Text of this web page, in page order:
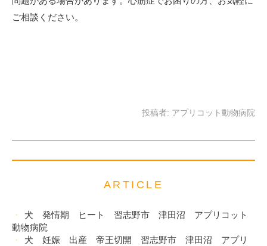
ご相談ください。
投稿者: アプリコット動物病院
ARTICLE
犬 発情期 ヒート 習志野市 津田沼 アプリコット
動物病院
犬 妊娠 出産 帝王切開 習志野市 津田沼 アプリ